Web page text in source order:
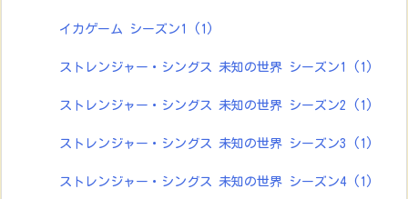
イカゲーム シーズン1 (1)
ストレンジャー・シングス 未知の世界 シーズン1 (1)
ストレンジャー・シングス 未知の世界 シーズン2 (1)
ストレンジャー・シングス 未知の世界 シーズン3 (1)
ストレンジャー・シングス 未知の世界 シーズン4 (1)